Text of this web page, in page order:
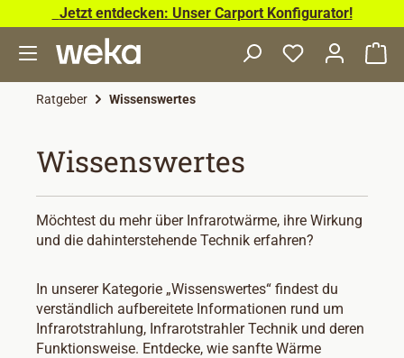
Zum Hauptinhalt springen
Jetzt entdecken: Unser Carport Konfigurator!
Ratgeber Wissenswertes
Wissenswertes
Möchtest du mehr über Infrarotwärme, ihre Wirkung
und die dahinterstehende Technik erfahren?
In unserer Kategorie „Wissenswertes“ findest du
verständlich aufbereitete Informationen rund um
Infrarotstrahlung, Infrarotstrahler Technik und deren
Funktionsweise. Entdecke, wie sanfte Wärme